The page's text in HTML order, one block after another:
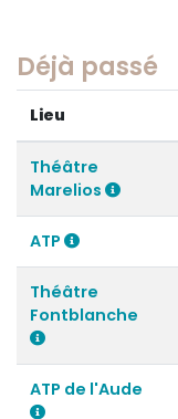
Déjà passé
Lieu
Théâtre
Marelios
ATP
Théâtre
Fontblanche
ATP de l'Aude